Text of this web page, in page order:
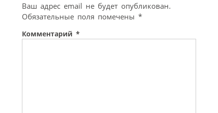
Ваш адрес email не будет опубликован.
Обязательные поля помечены *
Комментарий *